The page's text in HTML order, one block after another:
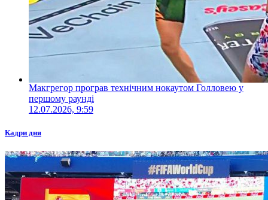
Макгрегор програв технічним нокаутом Голловею у
першому раунді
12.07.2026, 9:59
Кадри дня